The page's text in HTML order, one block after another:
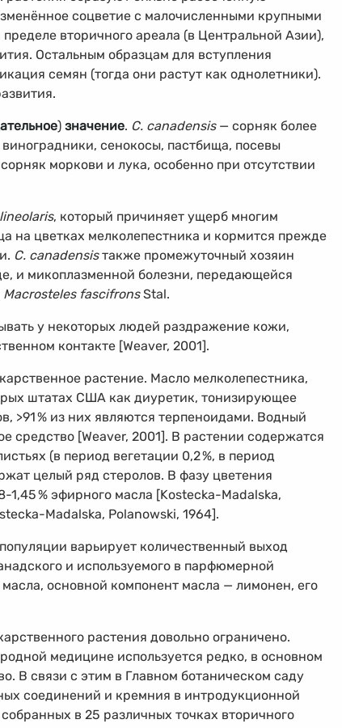
соцветие с малочисленными крупными
вторичного ареала (в Центральной Азии),
Остальным образцам для вступления
семян (тогда они растут как однолетники).
) значение. C. canadensis— сорняк более
сенокосы, пастбища, посевы
моркови и лука, особенно при отсутствии
, который причиняет ущерб многим
на цветках мелколепестника и кормится прежде
C. canadensisтакже промежуточный хозяин
и микоплазменной болезни, передающейся
Macrosteles fascifronsStal.
у некоторых людей раздражение кожи,
контакте [Weaver, 2001].
растение. Масло мелколепестника,
штатах США как диуретик, тонизирующее
>91% из них являются терпеноидами. Водный
средство [Weaver, 2001]. В растении содержатся
(в период вегетации 0,2%, в период
целый ряд стеролов. В фазу цветения
1,45% эфирного масла [Kostecka-Madalska,
Madalska, Polanowski, 1964].
варьирует количественный выход
и используемого в парфюмерной
основной компонент масла — лимонен, его
растения довольно ограничено.
медицине используется редко, в основном
В связи с этим в Главном ботаническом саду
соединений и кремния в интродукционной
в 25 различных точках вторичного